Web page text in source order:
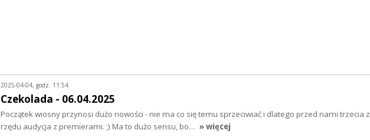
2025-04-04, godz. 11:54
Czekolada - 06.04.2025
Początek wiosny przynosi dużo nowości - nie ma co się temu sprzeciwiać i dlatego przed nami trzecia z
rzędu audycja z premierami. ;) Ma to dużo sensu, bo… » więcej